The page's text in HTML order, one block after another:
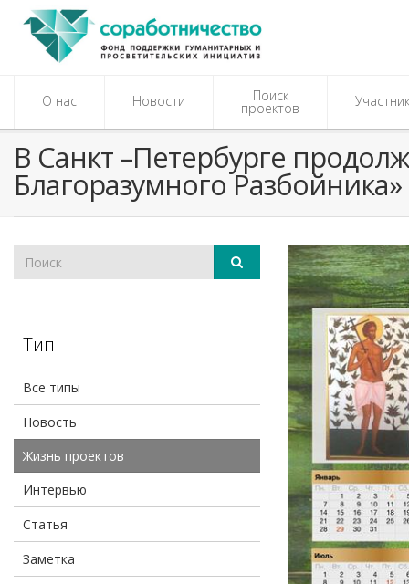
О нас Новости Поиск
проектов
В Санкт –Петербурге
Благоразумного Разбойника»
Тип
Все типы
Новость
Жизнь проектов
Интервью
Статья
Заметка